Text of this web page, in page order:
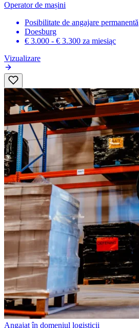
Operator de mașini
Posibilitate de angajare permanentă
Doesburg
€ 3.000 - € 3.300 za miesiąc
Vizualizare
Angajat în domeniul logisticii